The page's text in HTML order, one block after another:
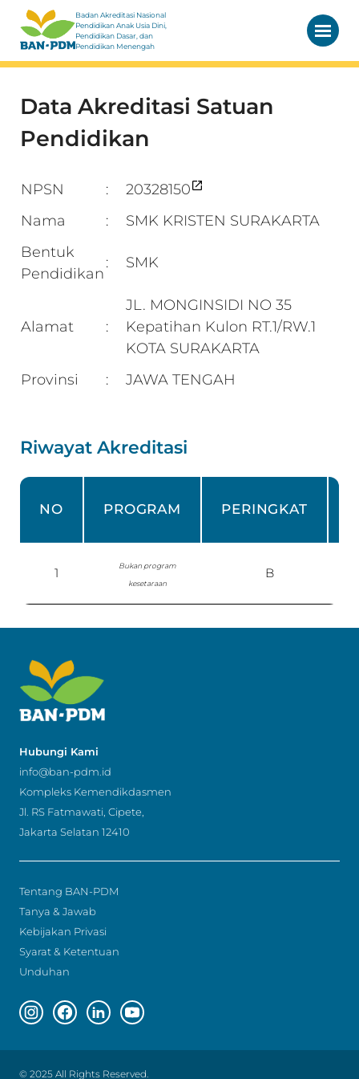
Badan Akreditasi Nasional
Pendidikan Anak Usia Dini,
Pendidikan Dasar, dan
Pendidikan Menengah
Data Akreditasi Satuan
Pendidikan
NPSN :
20328150
Nama
:
SMK KRISTEN SURAKARTA
Bentuk
Pendidikan
: SMK
Alamat :
JL. MONGINSIDI NO 35
Kepatihan Kulon RT.1/RW.1
KOTA SURAKARTA
Provinsi
: JAWA TENGAH
Riwayat Akreditasi
NO PROGRAM PERINGKAT
1
Bukan program
kesetaraan
B
Hubungi Kami
info@ban-pdm.id
Kompleks Kemendikdasmen
Jl. RS Fatmawati, Cipete,
Jakarta Selatan 12410
Tentang BAN-PDM
Tanya & Jawab
Kebijakan Privasi
Syarat & Ketentuan
Unduhan
© 2025 All Rights Reserved.